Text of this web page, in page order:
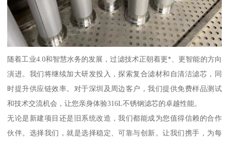
随着工业4.0和智慧水务的发展，过滤技术正朝着更*、更智能的方向
演进。我们将继续加大研发投入，探索复合滤材和自清洁滤芯，同
时提升供应链效率。对于深圳及周边客户，我们提供免费样品测试
和技术交流机会，让您亲身体验316L不锈钢滤芯的卓越性能。
无论是新建项目还是旧系统改造，我们都能成为您值得信赖的合作
伙伴。选择我们，就是选择稳定、可靠与创新。让我们携手，为每